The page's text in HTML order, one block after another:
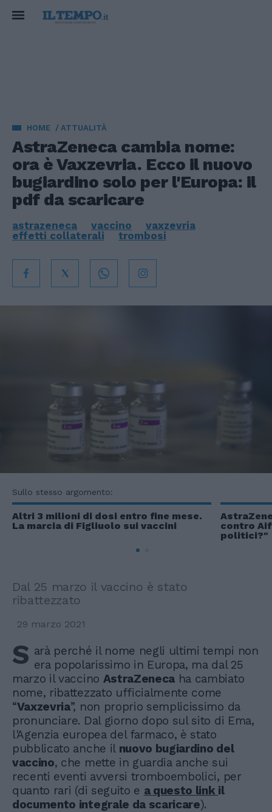
HOME ATTUALITÀ
AstraZeneca cambia nome:
ora è Vaxzevria. Ecco il nuovo
bugiardino solo per l'Europa: il
pdf da scaricare
astrazeneca vaccino
vaxzevria
effetti collaterali
trombosi
Sullo stesso argomento:
Altri 3 milioni di dosi entro fine mese.
La marcia di Figliuolo sui vaccini
contro
politici?"
Dal 25 marzo il vaccino è stato
ribattezzato
29 marzo 2021
S arà perché il nome negli ultimi tempi non
era popolarissimo in Europa, ma dal 25
marzo il vaccino AstraZeneca ha cambiato
nome, ribattezzato ufficialmente come
“Vaxzevria”, non proprio semplicissimo da
pronunciare. Dal giorno dopo sul sito di Ema,
l'Agenzia europea del farmaco, è stato
pubblicato anche il nuovo bugiardino del
vaccino, che mette in guardia anche sui
recenti eventi avversi tromboembolici, per
quanto rari (di seguito e a questo link il
documento integrale da scaricare).